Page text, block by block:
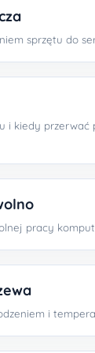
sprzętu do
i kiedy przerwać
pracy
i